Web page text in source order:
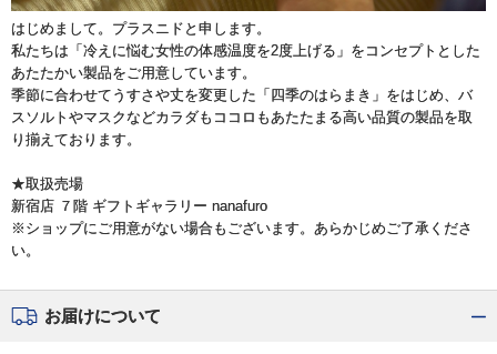
はじめまして。プラスニドと申します。
私たちは「冷えに悩む女性の体感温度を2度上げる」をコンセプトとした
あたたかい製品をご用意しています。
季節に合わせてうすさや丈を変更した「四季のはらまき」をはじめ、バ
スソルトやマスクなどカラダもココロもあたたまる高い品質の製品を取
り揃えております。
★取扱売場
新宿店 ７階 ギフトギャラリー nanafuro
※ショップにご用意がない場合もございます。あらかじめご了承くださ
い。
お届けについて